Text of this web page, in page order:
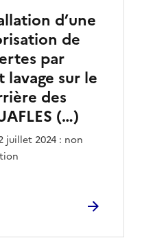
d’une
de
par
sur le
des
(…)
juillet 2024 : non